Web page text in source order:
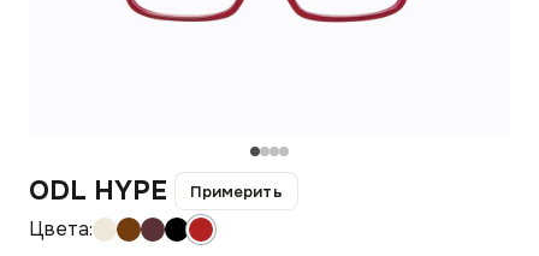
ODL HYPE Примерить